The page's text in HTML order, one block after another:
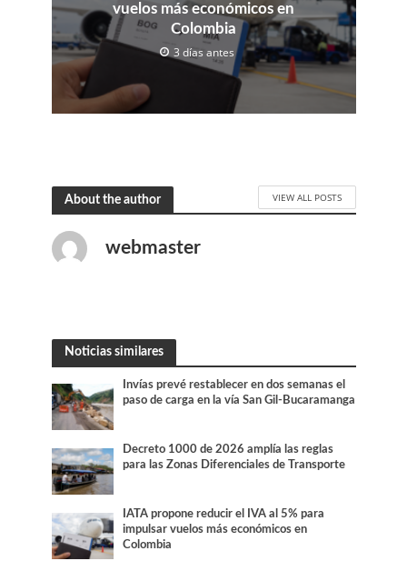
vuelos más económicos en
Colombia
3 días antes
About the author VIEW ALL POSTS
webmaster
Noticias similares
Invías prevé restablecer en dos semanas el
paso de carga en la vía San Gil-Bucaramanga
Decreto 1000 de 2026 amplía las reglas
para las Zonas Diferenciales de Transporte
IATA propone reducir el IVA al 5% para
impulsar vuelos más económicos en
Colombia